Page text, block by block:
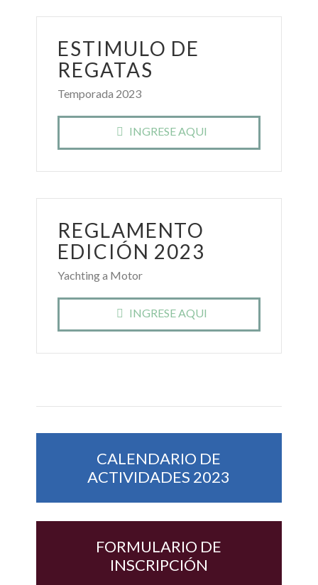
ESTIMULO DE
REGATAS
Temporada 2023
INGRESE AQUI
REGLAMENTO
EDICIÓN 2023
Yachting a Motor
INGRESE AQUI
CALENDARIO DE
ACTIVIDADES 2023
FORMULARIO DE
INSCRIPCIÓN